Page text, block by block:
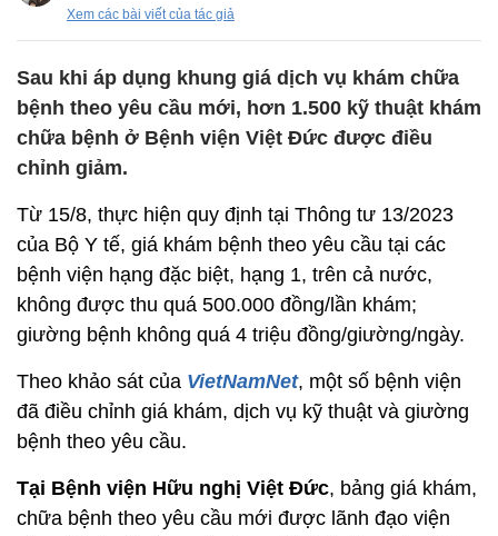
Xem các bài viết của tác giả
Sau khi áp dụng khung giá dịch vụ khám chữa
bệnh theo yêu cầu mới, hơn 1.500 kỹ thuật khám
chữa bệnh ở Bệnh viện Việt Đức được điều
chỉnh giảm.
Từ 15/8, thực hiện quy định tại Thông tư 13/2023
của Bộ Y tế, giá khám bệnh theo yêu cầu tại các
bệnh viện hạng đặc biệt, hạng 1, trên cả nước,
không được thu quá 500.000 đồng/lần khám;
giường bệnh không quá 4 triệu đồng/giường/ngày.
Theo khảo sát của VietNamNet, một số bệnh viện
đã điều chỉnh giá khám, dịch vụ kỹ thuật và giường
bệnh theo yêu cầu.
Tại Bệnh viện Hữu nghị Việt Đức, bảng giá khám,
chữa bệnh theo yêu cầu mới được lãnh đạo viện